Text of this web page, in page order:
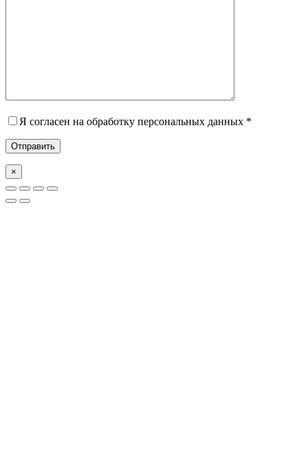
Я согласен на обработку персональных данных *
×